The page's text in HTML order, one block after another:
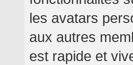
les avatars
aux autres
est rapide et